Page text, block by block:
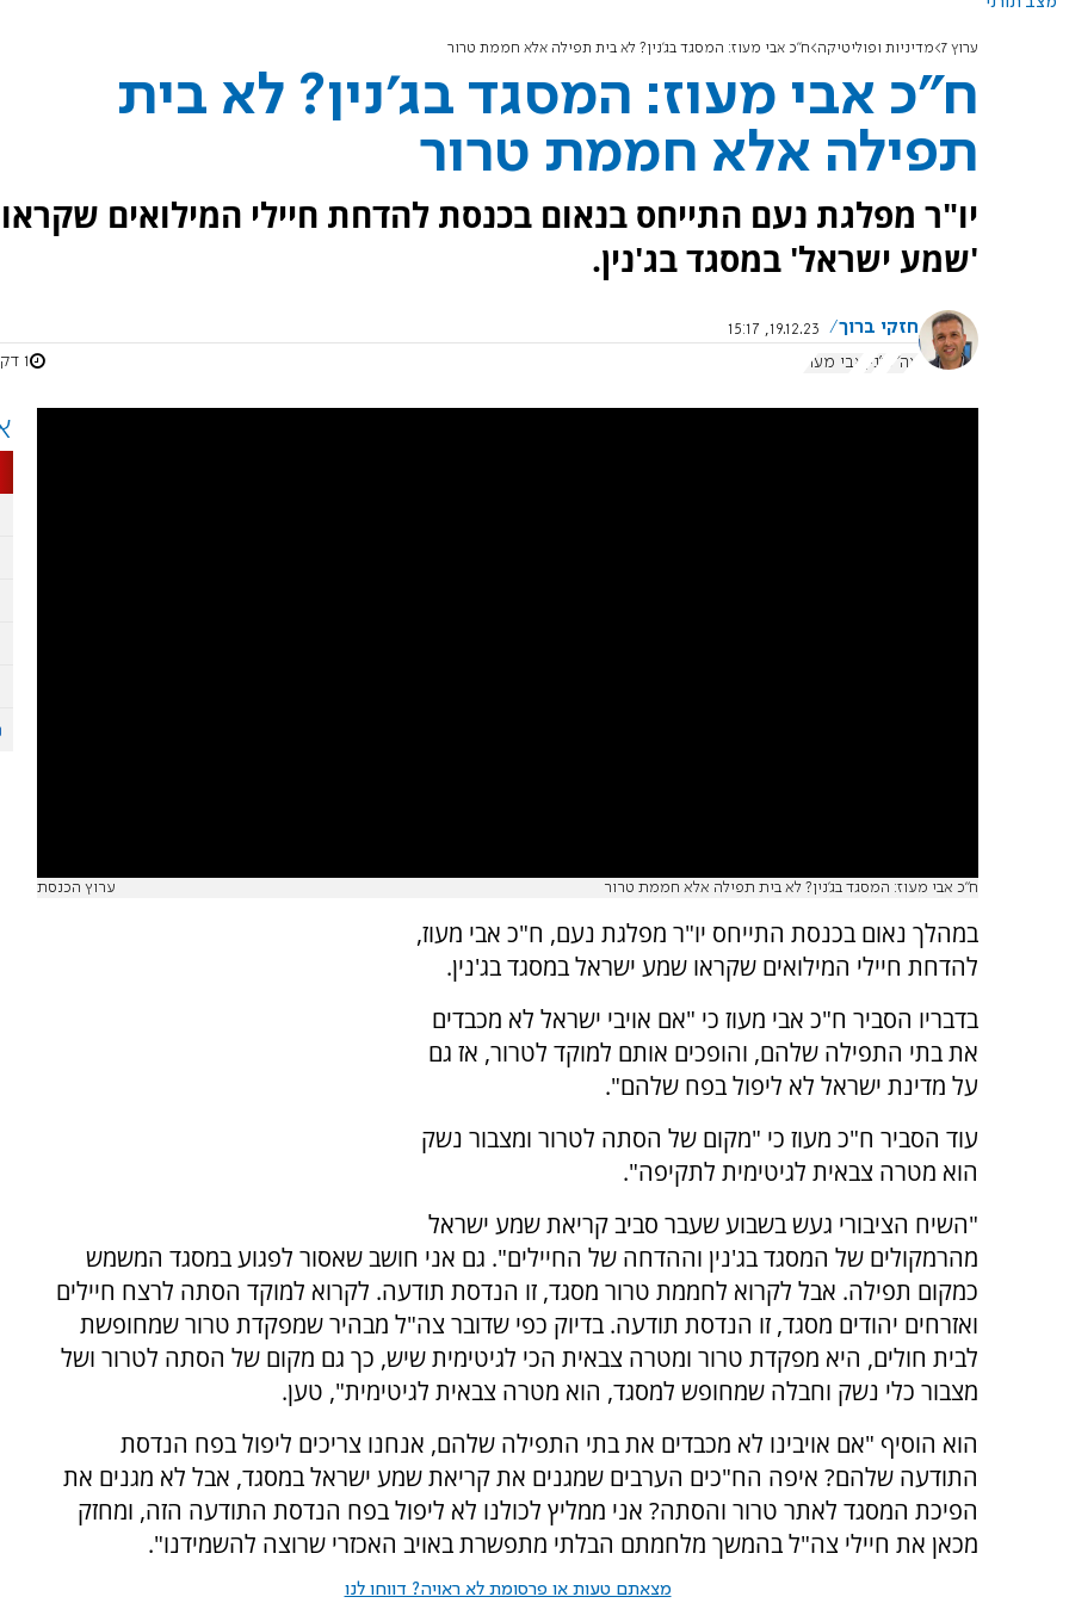
ערוץ 7 מדיניות ופוליטיקה ח"כ אבי מעוז: המסגד בג'נין? לא בית תפילה אלא חממת טרור
ח"כ אבי מעוז: המסגד בג'נין? לא בית
תפילה אלא חממת טרור
יו"ר מפלגת נעם התייחס בנאום בכנסת להדחת חיילי המילואים שקראו
'שמע ישראל' במסגד בג'נין.
חזקי ברוך
19.12.23, 15:17
צה"ל
ג'נין אבי מעוז 1 דקות
ח"כ אבי מעוז: המסגד בג'נין? לא בית תפילה אלא חממת טרור ערוץ הכנסת
במהלך נאום בכנסת התייחס יו"ר מפלגת נעם, ח"כ אבי מעוז,
להדחת חיילי המילואים שקראו שמע ישראל במסגד בג'נין.
בדבריו הסביר ח"כ אבי מעוז כי "אם אויבי ישראל לא מכבדים
את בתי התפילה שלהם, והופכים אותם למוקד לטרור, אז גם
על מדינת ישראל לא ליפול בפח שלהם".
עוד הסביר ח"כ מעוז כי "מקום של הסתה לטרור ומצבור נשק
הוא מטרה צבאית לגיטימית לתקיפה".
"השיח הציבורי געש בשבוע שעבר סביב קריאת שמע ישראל
מהרמקולים של המסגד בג'נין וההדחה של החיילים". גם אני חושב שאסור לפגוע במסגד המשמש
כמקום תפילה. אבל לקרוא לחממת טרור מסגד, זו הנדסת תודעה. לקרוא למוקד הסתה לרצח חיילים
ואזרחים יהודים מסגד, זו הנדסת תודעה. בדיוק כפי שדובר צה"ל מבהיר שמפקדת טרור שמחופשת
לבית חולים, היא מפקדת טרור ומטרה צבאית הכי לגיטימית שיש, כך גם מקום של הסתה לטרור ושל
מצבור כלי נשק וחבלה שמחופש למסגד, הוא מטרה צבאית לגיטימית", טען.
הוא הוסיף "אם אויבינו לא מכבדים את בתי התפילה שלהם, אנחנו צריכים ליפול בפח הנדסת
התודעה שלהם? איפה הח"כים הערבים שמגנים את קריאת שמע ישראל במסגד, אבל לא מגנים את
הפיכת המסגד לאתר טרור והסתה? אני ממליץ לכולנו לא ליפול בפח הנדסת התודעה הזה, ומחזק
מכאן את חיילי צה"ל בהמשך מלחמתם הבלתי מתפשרת באויב האכזרי שרוצה להשמידנו".
מצאתם טעות או פרסומת לא ראויה? דווחו לנו